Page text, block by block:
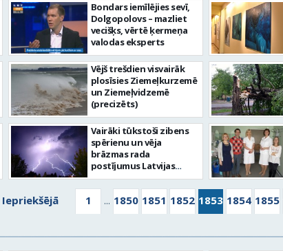
Bondars iemīlējies sevī,
Dolgopolovs – mazliet
vecišķs, vērtē ķermeņa
valodas eksperts
Vējš trešdien visvairāk
plosīsies Ziemeļkurzemē
un Ziemeļvidzemē
(precizēts)
Vairāki tūkstoši zibens
spērienu un vēja
brāzmas rada
postījumus Latvijas
austrumu novados
Iepriekšējā 1 ... 1850 1851 1852 1853 1854 1855